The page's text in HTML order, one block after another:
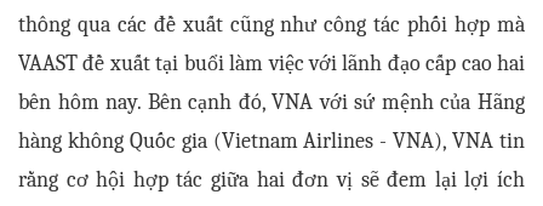
thông qua các đề xuất cũng như công tác phối hợp mà
VAAST đề xuất tại buổi làm việc với lãnh đạo cấp cao hai
bên hôm nay. Bên cạnh đó, VNA với sứ mệnh của Hãng
hàng không Quốc gia (Vietnam Airlines - VNA), VNA tin
rằng cơ hội hợp tác giữa hai đơn vị sẽ đem lại lợi ích